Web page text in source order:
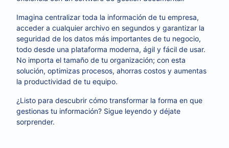
Imagina centralizar toda la información de tu empresa,
acceder a cualquier archivo en segundos y garantizar la
seguridad de los datos más importantes de tu negocio,
todo desde una plataforma moderna, ágil y fácil de usar.
No importa el tamaño de tu organización; con esta
solución, optimizas procesos, ahorras costos y aumentas
la productividad de tu equipo.
¿Listo para descubrir cómo transformar la forma en que
gestionas tu información? Sigue leyendo y déjate
sorprender.